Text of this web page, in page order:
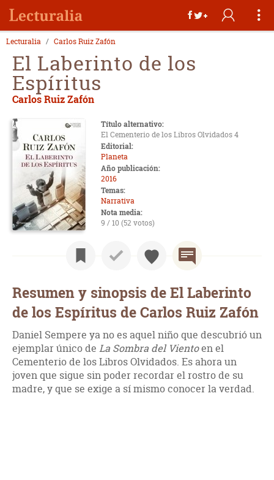
Lecturalia Carlos Ruiz Zafón
El Laberinto de los
Espíritus
Carlos Ruiz Zafón
Título alternativo:
El Cementerio de los Libros Olvidados 4
Editorial:
Planeta
Año publicación:
2016
Temas:
Narrativa
Nota media:
9 / 10 (52 votos)
Resumen y sinopsis de El Laberinto
de los Espíritus de Carlos Ruiz Zafón
Daniel Sempere ya no es aquel niño que descubrió un
ejemplar único de La Sombra del Vientoen el
Cementerio de los Libros Olvidados. Es ahora un
joven que sigue sin poder recordar el rostro de su
madre, y que se exige a sí mismo conocer la verdad.